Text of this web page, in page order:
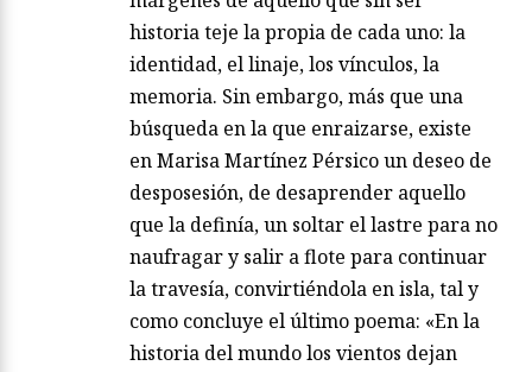
historia teje la propia de cada uno: la
identidad, el linaje, los vínculos, la
memoria. Sin embargo, más que una
búsqueda en la que enraizarse, existe
en Marisa Martínez Pérsico un deseo de
desposesión, de desaprender aquello
que la definía, un soltar el lastre para no
naufragar y salir a flote para continuar
la travesía, convirtiéndola en isla, tal y
como concluye el último poema: «En la
historia del mundo los vientos dejan